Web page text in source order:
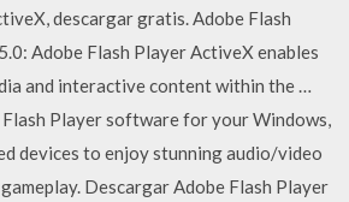
descargar gratis. Adobe Flash
Adobe Flash Player ActiveX enables
and interactive content within the …
Player software for your Windows,
devices to enjoy stunning audio/video
Descargar Adobe Flash Player